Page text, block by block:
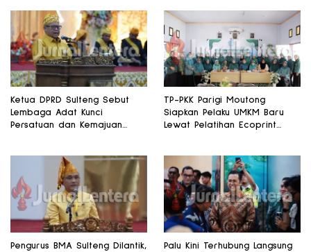
Ketua DPRD Sulteng Sebut
Lembaga Adat Kunci
Persatuan dan Kemajuan
TP-PKK Parigi Moutong
Siapkan Pelaku UMKM Baru
Lewat Pelatihan Ecoprint
Pengurus BMA Sulteng Dilantik,
Palu Kini Terhubung Langsung